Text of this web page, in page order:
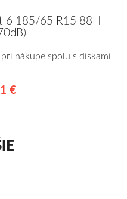
6 185/65 R15 88H
nákupe spolu s diskami
€